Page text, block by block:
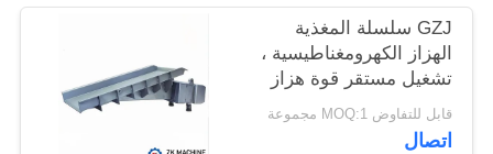
الموقع
سياسة
الخصوصية
GZJ سلسلة المغذية
الهزاز الكهرومغناطيسية ،
تشغيل مستقر قوة هزاز
قوية
قابل للتفاوض MOQ:1 مجموعة
اتصال